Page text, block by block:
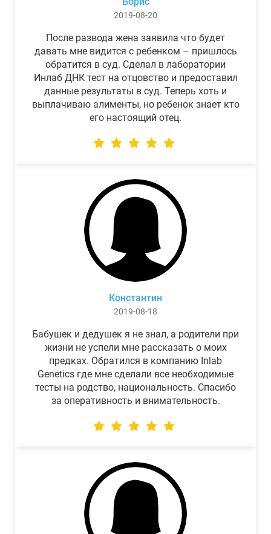
2019-08-20
После развода жена заявила что будет
давать мне видится с ребенком – пришлось
обратится в суд. Сделал в лаборатории
Инлаб ДНК тест на отцовство и предоставил
данные результаты в суд. Теперь хоть и
выплачиваю алименты, но ребенок знает кто
его настоящий отец.
Константин
2019-08-18
Бабушек и дедушек я не знал, а родители при
жизни не успели мне рассказать о моих
предках. Обратился в компанию Inlab
Genetics где мне сделали все необходимые
тесты на родство, национальность. Спасибо
за оперативность и внимательность.